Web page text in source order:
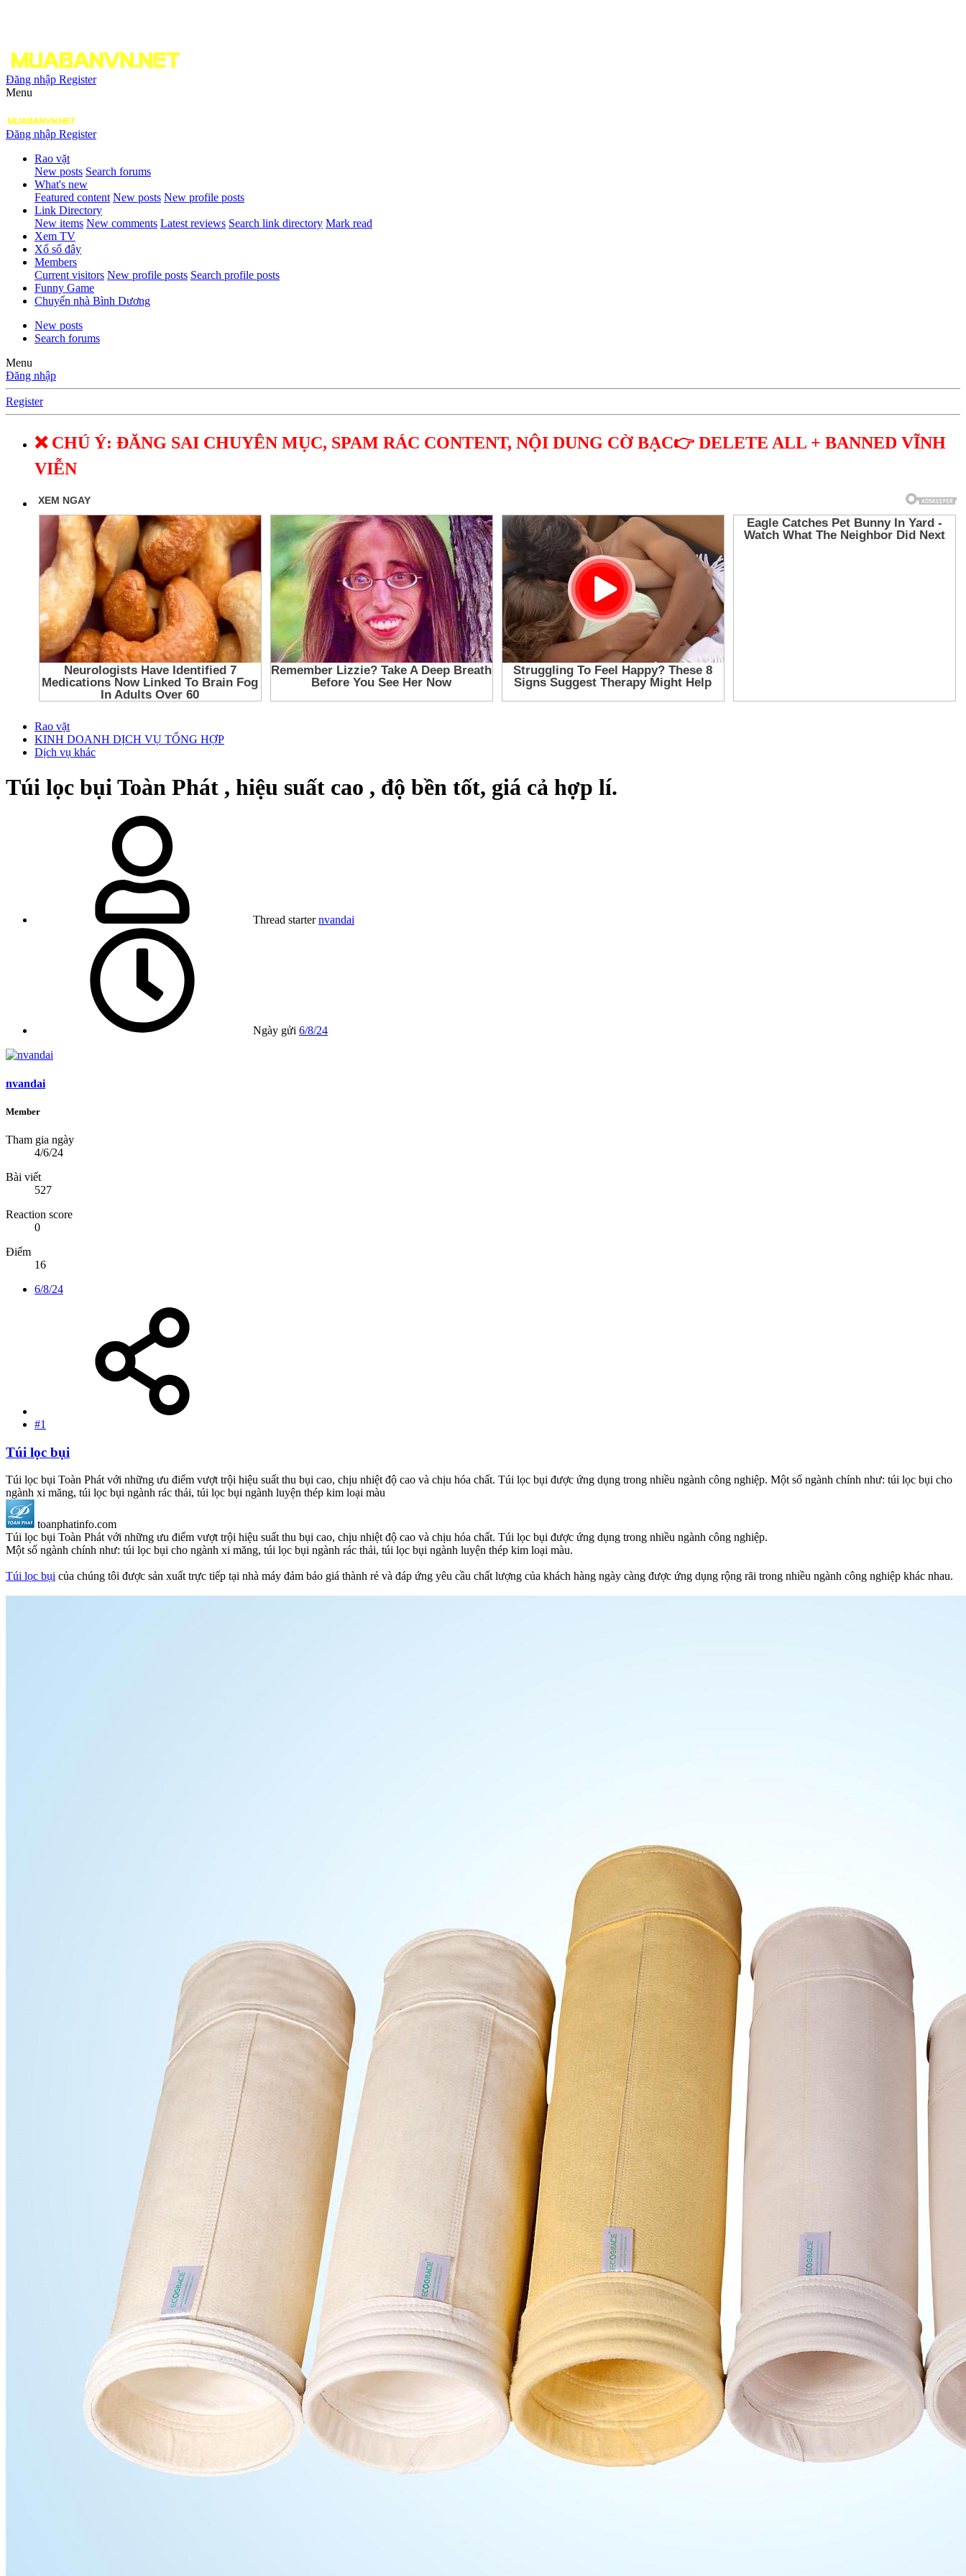
Đăng nhập Register
Menu
Đăng nhập Register
Rao vặt
New posts Search forums
What's new
Featured content New posts New profile posts
Link Directory
New items New comments Latest reviews Search link directory Mark read
Xem TV
Xổ số đây
Members
Current visitors New profile posts Search profile posts
Funny Game
Chuyển nhà Bình Dương
New posts
Search forums
Menu
Đăng nhập
Register
❌ CHÚ Ý: ĐĂNG SAI CHUYÊN MỤC, SPAM RÁC CONTENT, NỘI DUNG CỜ BẠC👉 DELETE ALL + BANNED VĨNH
VIỄN
Rao vặt
KINH DOANH DỊCH VỤ TỔNG HỢP
Dịch vụ khác
Túi lọc bụi Toàn Phát , hiệu suất cao , độ bền tốt, giá cả hợp lí.
Thread starter nvandai
Ngày gửi 6/8/24
nvandai
Member
Tham gia ngày
4/6/24
Bài viết
527
Reaction score
0
Điểm
16
6/8/24
#1
Túi lọc bụi
Túi lọc bụi Toàn Phát với những ưu điểm vượt trội hiệu suất thu bụi cao, chịu nhiệt độ cao và chịu hóa chất. Túi lọc bụi được ứng dụng trong nhiều ngành công nghiệp. Một số ngành chính như: túi lọc bụi cho
ngành xi măng, túi lọc bụi ngành rác thải, túi lọc bụi ngành luyện thép kim loại màu
toanphatinfo.com
Túi lọc bụi Toàn Phát với những ưu điểm vượt trội hiệu suất thu bụi cao, chịu nhiệt độ cao và chịu hóa chất. Túi lọc bụi được ứng dụng trong nhiều ngành công nghiệp.
Một số ngành chính như: túi lọc bụi cho ngành xi măng, túi lọc bụi ngành rác thải, túi lọc bụi ngành luyện thép kim loại màu.
Túi lọc bụi của chúng tôi được sản xuất trực tiếp tại nhà máy đảm bảo giá thành rẻ và đáp ứng yêu cầu chất lượng của khách hàng ngày càng được ứng dụng rộng rãi trong nhiều ngành công nghiệp khác nhau.